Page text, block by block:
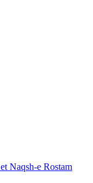
Naqsh-e Rostam